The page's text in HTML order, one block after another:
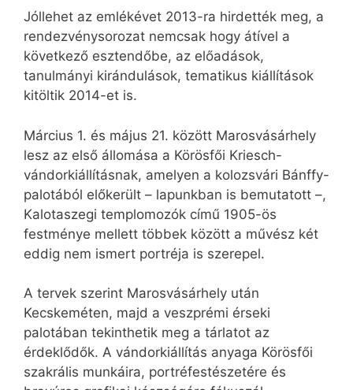
Jóllehet az emlékévet 2013-ra hirdették meg, a
rendezvénysorozat nemcsak hogy átível a
következő esztendőbe, az előadások,
tanulmányi kirándulások, tematikus kiállítások
kitöltik 2014-et is.
Március 1. és május 21. között Marosvásárhely
lesz az első állomása a Körösfői Kriesch-
vándorkiállításnak, amelyen a kolozsvári Bánffy-
palotából előkerült – lapunkban is bemutatott –,
Kalotaszegi templomozók című 1905-ös
festménye mellett többek között a művész két
eddig nem ismert portréja is szerepel.
A tervek szerint Marosvásárhely után
Kecskeméten, majd a veszprémi érseki
palotában tekinthetik meg a tárlatot az
érdeklődők. A vándorkiállítás anyaga Körösfői
szakrális munkáira, portréfestészetére és